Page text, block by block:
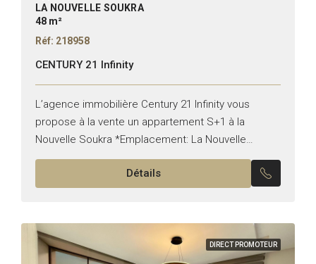
LA NOUVELLE SOUKRA
48 m²
Réf: 218958
CENTURY 21 Infinity
L’agence immobilière Century 21 Infinity vous
propose à la vente un appartement S+1 à la
Nouvelle Soukra *Emplacement: La Nouvelle
Soukra *Typologie: S+1 *État: Meublé Il est
composé de: -Un salon avec...
Détails
DIRECT PROMOTEUR